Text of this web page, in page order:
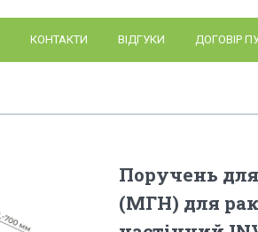
КОНТАКТИ ВІДГУКИ ДОГОВІР
Поручень
(МГН) для